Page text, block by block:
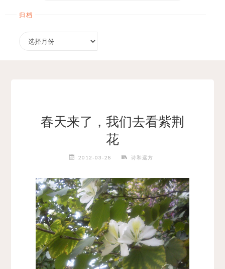
归档
春天来了，我们去看紫荆
花
2012-03-28 诗和远方